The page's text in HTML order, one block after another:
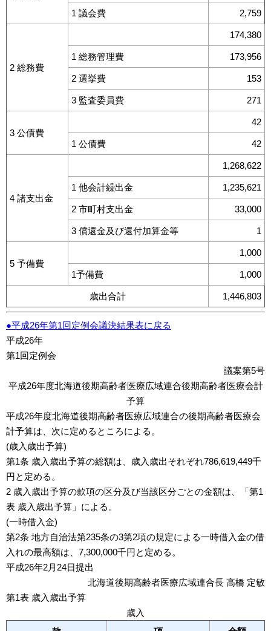
1 議会費 2,759
2 総務費
174,380
1 総務管理費 173,956
2 選挙費 153
3 監査委員費 271
3 公債費
42
1 公債費 42
4 諸支出金
1,268,622
1 他会計繰出金 1,235,621
2 市町村支出金 33,000
3 償還金及び還付加算金等 1
5 予備費
1,000
1予備費 1,000
歳出合計 1,446,803
●平成26年第1回定例会議決結果表に戻る
平成26年
第1回定例会
議案第5号
平成26年度北海道後期高齢者医療広域連合後期高齢者医療会計
予算
平成26年度北海道後期高齢者医療広域連合の後期高齢者医療会
計予算は、次に定めるところによる。
(歳入歳出予算)
第1条 歳入歳出予算の総額は、歳入歳出それぞれ786,619,449千
円と定める。
2 歳入歳出予算の款項の区分及び当該区分ごとの金額は、「第1
表 歳入歳出予算」による。
(一時借入金)
第2条 地方自治法第235条の3第2項の規定による一時借入金の借
入れの最高額は、7,300,000千円と定める。
平成26年2月24日提出
北海道後期高齢者医療広域連合長 高橋 定敏
第1表 歳入歳出予算
歳入